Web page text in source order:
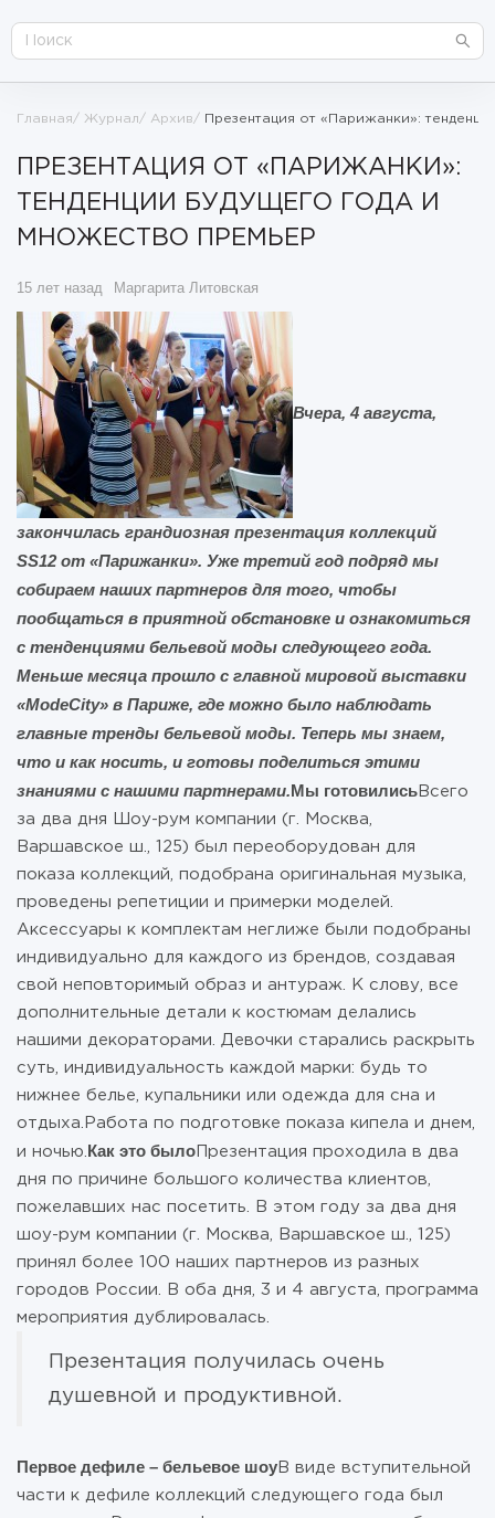
Главная Журнал Архив Презентация от «Парижанки»:
ПРЕЗЕНТАЦИЯ ОТ «ПАРИЖАНКИ»:
ТЕНДЕНЦИИ БУДУЩЕГО ГОДА И
МНОЖЕСТВО ПРЕМЬЕР
15 лет назад Маргарита Литовская
Вчера, 4 августа,
закончилась грандиозная презентация коллекций
SS12 от «Парижанки». Уже третий год подряд мы
собираем наших партнеров для того, чтобы
пообщаться в приятной обстановке и ознакомиться
с тенденциями бельевой моды следующего года.
Меньше месяца прошло с главной мировой выставки
«ModeCity» в Париже, где можно было наблюдать
главные тренды бельевой моды. Теперь мы знаем,
что и как носить, и готовы поделиться этими
знаниями с нашими партнерами.Мы готовились Всего
за два дня Шоу-рум компании (г. Москва,
Варшавское ш., 125) был переоборудован для
показа коллекций, подобрана оригинальная музыка,
проведены репетиции и примерки моделей.
Аксессуары к комплектам неглиже были подобраны
индивидуально для каждого из брендов, создавая
свой неповторимый образ и антураж. К слову, все
дополнительные детали к костюмам делались
нашими декораторами. Девочки старались раскрыть
суть, индивидуальность каждой марки: будь то
нижнее белье, купальники или одежда для сна и
отдыха.Работа по подготовке показа кипела и днем,
и ночью. Как это было Презентация проходила в два
дня по причине большого количества клиентов,
пожелавших нас посетить. В этом году за два дня
шоу-рум компании (г. Москва, Варшавское ш., 125)
принял более 100 наших партнеров из разных
городов России. В оба дня, 3 и 4 августа, программа
мероприятия дублировалась.
Презентация получилась очень
душевной и продуктивной.
Первое дефиле – бельевое шоу В виде вступительной
части к дефиле коллекций следующего года был